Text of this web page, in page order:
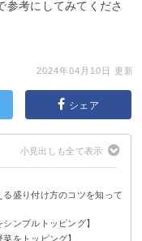
参考にしてみてくださ
2024年04月10日 更新
シェア
盛り付け方のコツを知って
ンプルトッピング】
をトッピング】